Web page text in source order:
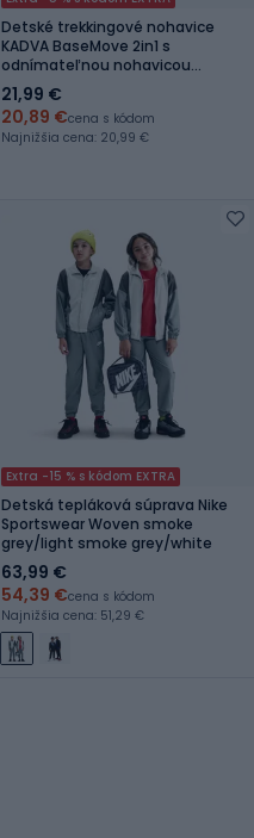
Detské trekkingové nohavice
KADVA BaseMove 2in1 s
odnímateľnou nohavicou
modré
21,99 €
20,89 €cena s kódom
Najnižšia cena: 20,99 €
Extra -15 % s kódom EXTRA
Detská tepláková súprava Nike
Sportswear Woven smoke
grey/light smoke grey/white
63,99 €
54,39 €cena s kódom
Najnižšia cena: 51,29 €